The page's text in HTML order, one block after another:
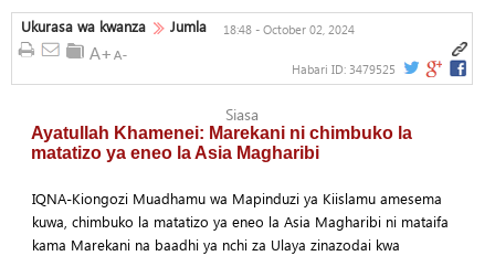
Ukurasa wa kwanza Jumla 18:48 - October 02, 2024
Habari ID: 3479525
Siasa
Ayatullah Khamenei: Marekani ni chimbuko la
matatizo ya eneo la Asia Magharibi
IQNA-Kiongozi Muadhamu wa Mapinduzi ya Kiislamu amesema
kuwa, chimbuko la matatizo ya eneo la Asia Magharibi ni mataifa
kama Marekani na baadhi ya nchi za Ulaya zinazodai kwa